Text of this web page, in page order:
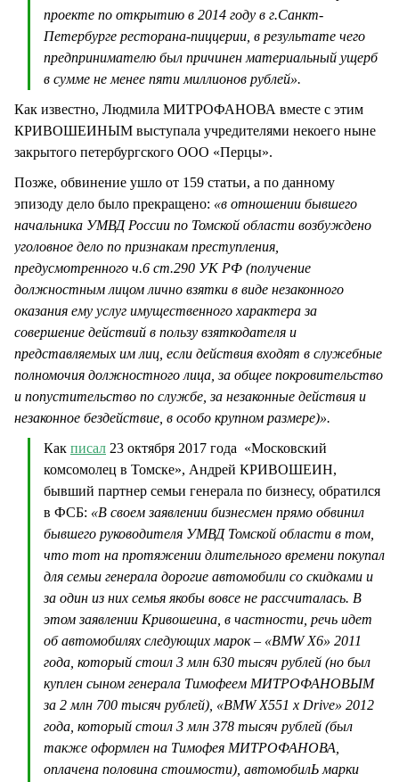
проекте по открытию в 2014 году в г.Санкт-
Петербурге ресторана-пиццерии, в результате чего
предпринимателю был причинен материальный ущерб
в сумме не менее пяти миллионов рублей».
Как известно, Людмила МИТРОФАНОВА вместе с этим
КРИВОШЕИНЫМ выступала учредителями некоего ныне
закрытого петербургского ООО «Перцы».
Позже, обвинение ушло от 159 статьи, а по данному
эпизоду дело было прекращено: «в отношении бывшего
начальника УМВД России по Томской области возбуждено
уголовное дело по признакам преступления,
предусмотренного ч.6 ст.290 УК РФ (получение
должностным лицом лично взятки в виде незаконного
оказания ему услуг имущественного характера за
совершение действий в пользу взяткодателя и
представляемых им лиц, если действия входят в служебные
полномочия должностного лица, за общее покровительство
и попустительство по службе, за незаконные действия и
незаконное бездействие, в особо крупном размере)».
Как писал 23 октября 2017 года «Московский
комсомолец в Томске», Андрей КРИВОШЕИН,
бывший партнер семьи генерала по бизнесу, обратился
в ФСБ: «В своем заявлении бизнесмен прямо обвинил
бывшего руководителя УМВД Томской области в том,
что тот на протяжении длительного времени покупал
для семьи генерала дорогие автомобили со скидками и
за один из них семья якобы вовсе не рассчиталась. В
этом заявлении Кривошеина, в частности, речь идет
об автомобилях следующих марок – «BMW X6» 2011
года, который стоил 3 млн 630 тысяч рублей (но был
куплен сыном генерала Тимофеем МИТРОФАНОВЫМ
за 2 млн 700 тысяч рублей), «BMW X551 х Drive» 2012
года, который стоил 3 млн 378 тысяч рублей (был
также оформлен на Тимофея МИТРОФАНОВА,
оплачена половина стоимости), автомобилЬ марки